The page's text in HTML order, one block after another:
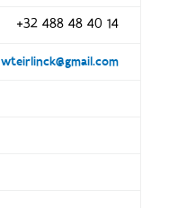
+32 488 48 40 14
wteirlinck@gmail.com